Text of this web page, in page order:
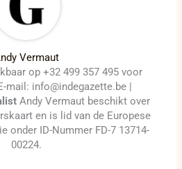
Vermaut
op +32 499 357 495 voor
mail: info@indegazette.be |
Andy Vermaut beschikt over
en is lid van de Europese
onder ID-Nummer FD-7 13714-
00224.